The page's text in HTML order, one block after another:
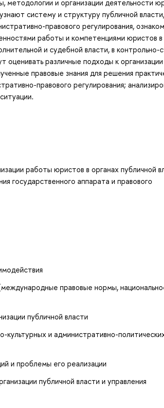
методологии и организации деятельности
систему и структуру публичной власти,
правового регулирования,
работы и компетенциями юристов в
и судебной власти, в контрольно-
оценивать различные подходы к организации
правовые знания для решения
правового регулирования;
работы юристов в органах публичной
государственного аппарата и правового
правовые нормы,
публичной власти
культурных и административно-
и проблемы его реализации
публичной власти и управления